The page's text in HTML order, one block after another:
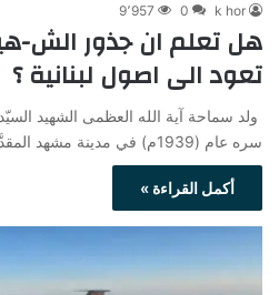
k hor
0 9٬957
هل تعلم ان جذور الش-
تعود الى اصول لبنانية ؟
ولد سماحة آية الله العظمى الشهيد
سره عام (1939م) في مدينة مشهد المقدَّسة في عائلة…
أكمل القراءة »